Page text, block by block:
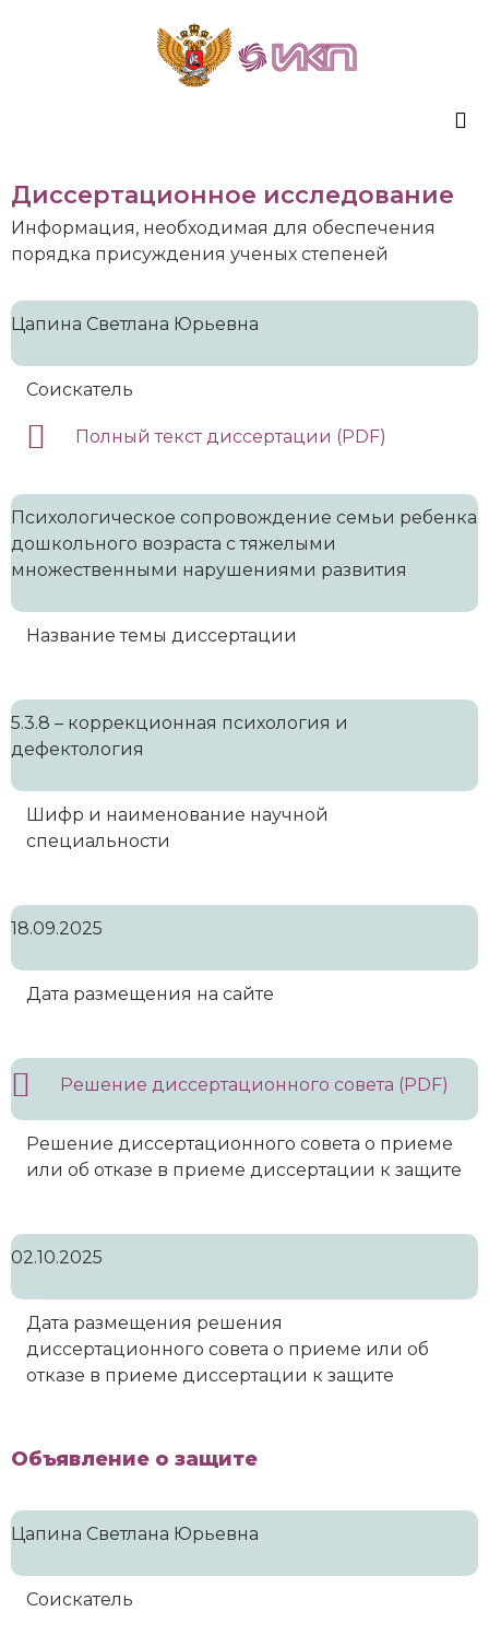
Диссертационное исследование
Информация, необходимая для обеспечения
порядка присуждения ученых степеней
Цапина Светлана Юрьевна
Соискатель
Полный текст диссертации (PDF)
Психологическое сопровождение семьи ребенка
дошкольного возраста с тяжелыми
множественными нарушениями развития
Название темы диссертации
5.3.8 – коррекционная психология и
дефектология
Шифр и наименование научной
специальности
18.09.2025
Дата размещения на сайте
Решение диссертационного совета (PDF)
Решение диссертационного совета о приеме
или об отказе в приеме диссертации к защите
02.10.2025
Дата размещения решения
диссертационного совета о приеме или об
отказе в приеме диссертации к защите
Объявление о защите
Цапина Светлана Юрьевна
Соискатель